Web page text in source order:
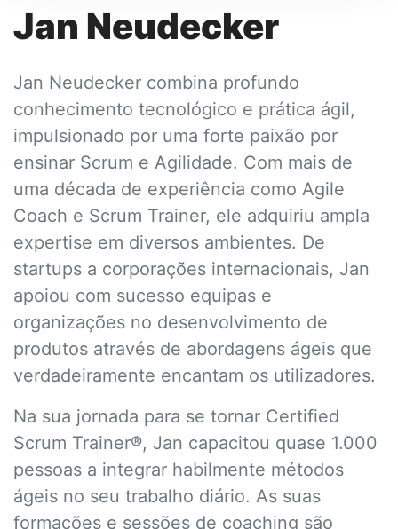
Jan Neudecker
Jan Neudecker combina profundo
conhecimento tecnológico e prática ágil,
impulsionado por uma forte paixão por
ensinar Scrum e Agilidade. Com mais de
uma década de experiência como Agile
Coach e Scrum Trainer, ele adquiriu ampla
expertise em diversos ambientes. De
startups a corporações internacionais, Jan
apoiou com sucesso equipas e
organizações no desenvolvimento de
produtos através de abordagens ágeis que
verdadeiramente encantam os utilizadores.
Na sua jornada para se tornar Certified
Scrum Trainer®, Jan capacitou quase 1.000
pessoas a integrar habilmente métodos
ágeis no seu trabalho diário. As suas
formações e sessões de coaching são